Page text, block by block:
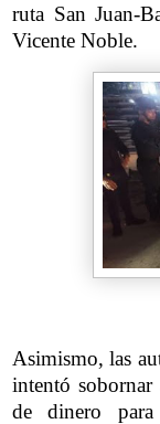
ruta San Juan-
Vicente Noble.
Asimismo, las
intentó sobornar
de dinero